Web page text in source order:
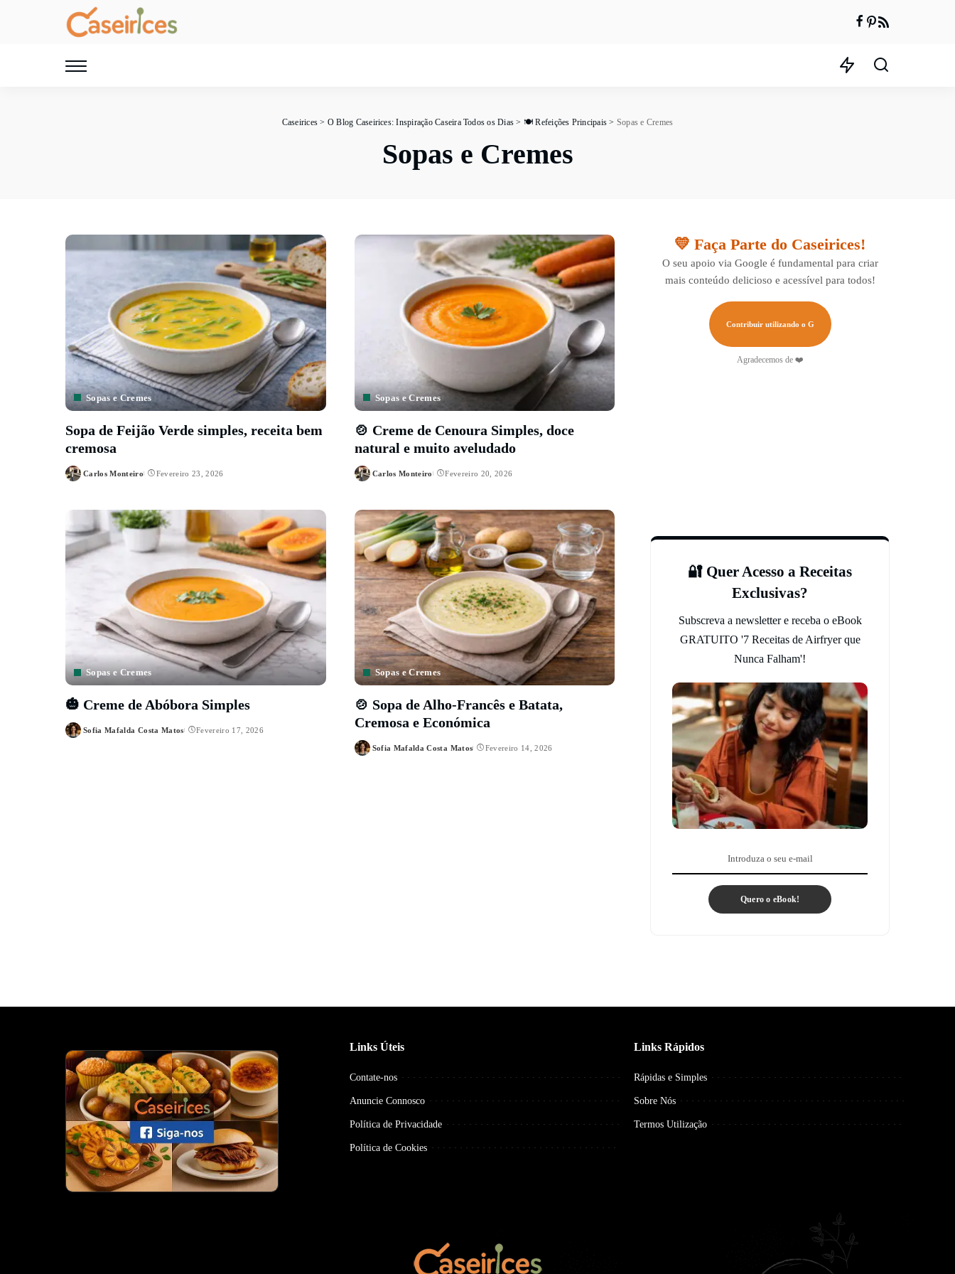
Caseirices > O Blog Caseirices: Inspiração Caseira Todos os Dias > 🍽️ Refeições Principais > Sopas e Cremes
Sopas e Cremes
Sopas e Cremes
Sopa de Feijão Verde simples, receita bem
cremosa
Posted
Carlos Monteiro Fevereiro 23, 2026
Sopas e Cremes
🍲 Creme de Cenoura Simples, doce
natural e muito aveludado
Posted
Carlos Monteiro Fevereiro 20, 2026
Sopas e Cremes
🎃 Creme de Abóbora Simples
Posted
Sofia Mafalda Costa Matos Fevereiro 17, 2026
Sopas e Cremes
🍲 Sopa de Alho-Francês e Batata,
Cremosa e Económica
Posted
Sofia Mafalda Costa Matos Fevereiro 14, 2026
💛 Faça Parte do Caseirices!
O seu apoio via Google é fundamental para criar
mais conteúdo delicioso e acessível para todos!
Contribuir utilizando o G
Agradecemos de ❤️
🔐 Quer Acesso a Receitas
Exclusivas?
Subscreva a newsletter e receba o eBook
GRATUITO '7 Receitas de Airfryer que
Nunca Falham'!
Quero o eBook!
Links Úteis
Contate-nos
Anuncie Connosco
Política de Privacidade
Política de Cookies
Links Rápidos
Rápidas e Simples
Sobre Nós
Termos Utilização